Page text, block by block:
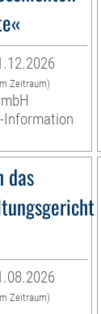
Zeitraum)
das
Zeitraum)